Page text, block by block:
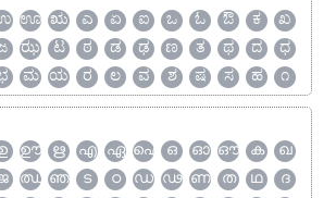
ಊ ಋ ಎ ಏ ಐ ಒ ಓ ಔ ಕ
ಖ
ಝ ಟ ಠ ಡ ಢ ಣ ತ ಥ ದ
ಧ
ಮ ಯ ರ ಲ ವ ಶ ಷ ಸ ಹ ೧
ഊ ഋ എ ഏ ഐ ഒ ഓ ഔ ക
ഖ
ഝ ഞ ട ഠ ഡ ഢ ണ ത ഥ
ദ